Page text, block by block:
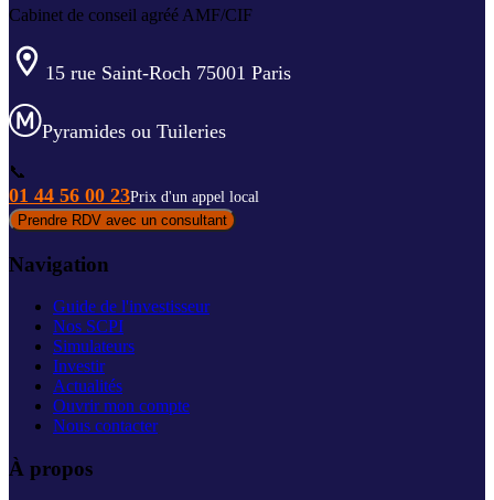
Cabinet de conseil agréé AMF/CIF
15 rue Saint-Roch 75001 Paris
Pyramides ou Tuileries
📞
01 44 56 00 23Prix d'un appel local
Prendre RDV avec un consultant
Navigation
Guide de l'investisseur
Nos SCPI
Simulateurs
Investir
Actualités
Ouvrir mon compte
Nous contacter
À propos